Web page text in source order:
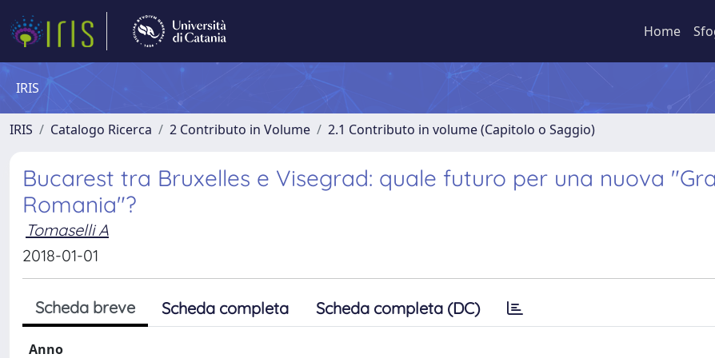
Home
IRIS
IRIS Catalogo Ricerca 2 Contributo in Volume 2.1 Contributo in volume (Capitolo o Saggio)
Bucarest tra Bruxelles e Visegrad: quale futuro per una nuova
Romania"?
Tomaselli A
2018-01-01
Scheda breve Scheda completa Scheda completa (DC)
Anno